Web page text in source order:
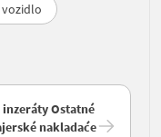
Ostatné
nakladaće